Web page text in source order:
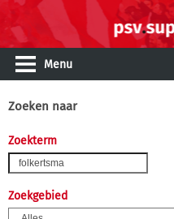
Menu
Zoeken naar
Zoekterm
Zoekgebied